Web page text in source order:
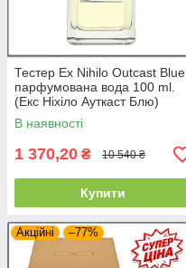
Тестер Ex Nihilo Outcast Blue
парфумована вода 100 ml.
(Екс Ніхіло Ауткаст Блю)
В наявності
1 370,20 ₴ 10 540 ₴
Купити
Акційні –77%